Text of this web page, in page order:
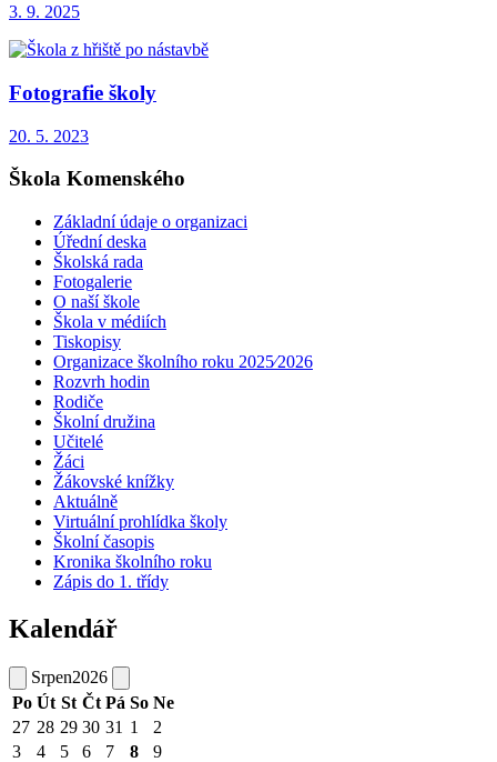
3. 9. 2025
Fotografie školy
20. 5. 2023
Škola Komenského
Základní údaje o organizaci
Úřední deska
Školská rada
Fotogalerie
O naší škole
Škola v médiích
Tiskopisy
Organizace školního roku 2025⁄2026
Rozvrh hodin
Rodiče
Školní družina
Učitelé
Žáci
Žákovské knížky
Aktuálně
Virtuální prohlídka školy
Školní časopis
Kronika školního roku
Zápis do 1. třídy
Kalendář
Srpen2026
Po Út St Čt Pá So Ne
27 28 29 30 31 1
2
3
4 5 6 7 8
9